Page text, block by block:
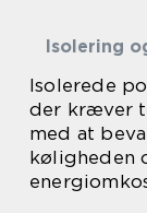
Isolering
Isolerede
der kræver
med at
køligheden